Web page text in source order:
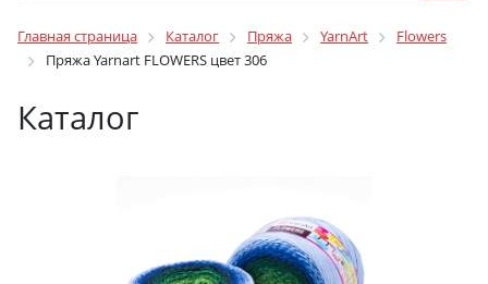
Главная страница Каталог Пряжа YarnArt
Flowers
Пряжа Yarnart FLOWERS цвет 306
Каталог